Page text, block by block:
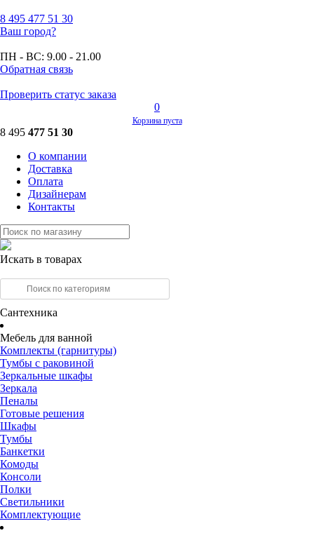
8 495 477 51 30
Ваш город?
ПН - ВС: 9.00 - 21.00
Обратная связь
Проверить статус заказа
0
Корзина пуста
8 495 477 51 30
О компании
Доставка
Оплата
Дизайнерам
Контакты
Искать в товарах
Сантехника
Мебель для ванной
Комплекты (гарнитуры)
Тумбы с раковиной
Зеркальные шкафы
Зеркала
Пеналы
Готовые решения
Шкафы
Тумбы
Банкетки
Комоды
Консоли
Полки
Светильники
Комплектующие